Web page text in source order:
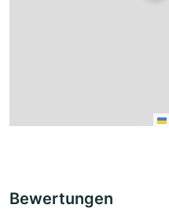
Bewertungen